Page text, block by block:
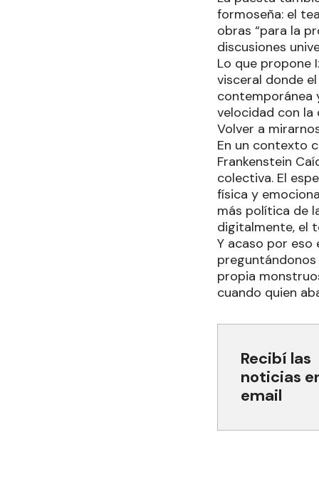
formoseña: el
obras “para la
discusiones
Lo que propone
visceral donde
contemporánea
velocidad con la
Volver a
En un contexto
Frankenstein
colectiva. El
física y
más política de
digitalmente, el
Y acaso por eso
propia
cuando quien
Recibí las
noticias
email